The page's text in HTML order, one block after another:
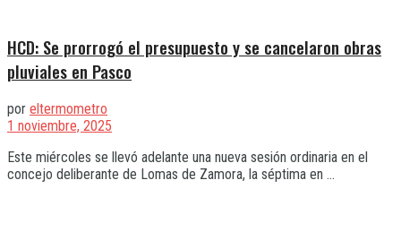
HCD: Se prorrogó el presupuesto y se cancelaron obras
pluviales en Pasco
por eltermometro
1 noviembre, 2025
Este miércoles se llevó adelante una nueva sesión ordinaria en el
concejo deliberante de Lomas de Zamora, la séptima en ...